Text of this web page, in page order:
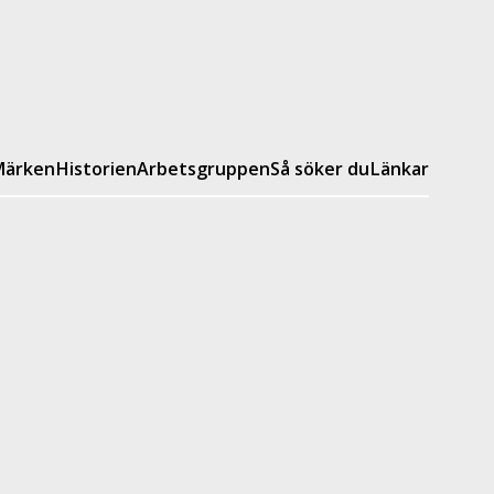
HistorienArbetsgruppenSå söker duLänkar